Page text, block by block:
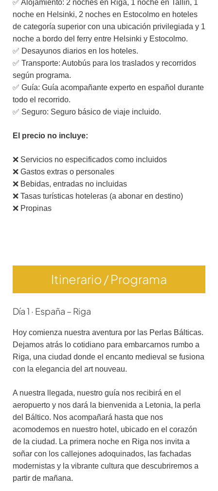
✅ Alojamiento: 2 noches en Riga, 1 noche en Tallin, 1
noche en Helsinki, 2 noches en Estocolmo en hoteles
de categoría superior con una ubicación privilegiada y 1
noche a bordo del ferry entre Helsinki y Estocolmo.
✅ Desayunos diarios en los hoteles.
✅ Transporte: Autobús para los traslados y recorridos
según programa.
✅ Guía: Guía acompañante experto en español durante
todo el recorrido.
✅ Seguro: Seguro básico de viaje incluido.
El precio no incluye:
❌ Servicios no especificados como incluidos
❌ Gastos extras o personales
❌ Bebidas, entradas no incluidas
❌ Tasas turísticas hoteleras (a abonar en destino)
❌ Propinas
Itinerario / Programa
Día 1 · España – Riga
Hoy comienza nuestra aventura por las Perlas Bálticas.
Dejamos atrás lo cotidiano para embarcarnos rumbo a
Riga, una ciudad donde el encanto medieval se fusiona
con la elegancia del art nouveau.
A nuestra llegada, nuestro guía nos recibirá en el
aeropuerto y nos dará la bienvenida a Letonia, la perla
del Báltico. Nos acompañará hasta que nos
acomodemos en nuestro hotel, ubicado en el corazón
de la ciudad. La primera noche en Riga nos invita a
soñar con los callejones adoquinados, las fachadas
modernistas y la vibrante cultura que descubriremos a
partir de mañana.